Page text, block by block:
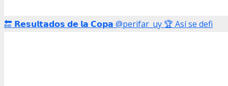
🔚 𝗥𝗲𝘀𝘂𝗹𝘁𝗮𝗱𝗼𝘀 𝗱𝗲 𝗹𝗮 𝗖𝗼𝗽𝗮 @perifar_uy 🏆 Así se defi